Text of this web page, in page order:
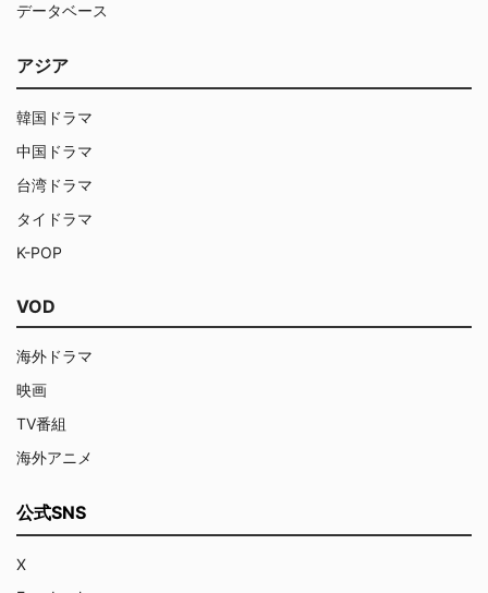
データベース
アジア
韓国ドラマ
中国ドラマ
台湾ドラマ
タイドラマ
K-POP
VOD
海外ドラマ
映画
TV番組
海外アニメ
公式SNS
X